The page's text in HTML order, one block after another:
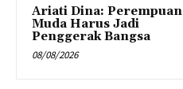
Ariati Dina: Perempuan
Muda Harus Jadi
Penggerak Bangsa
08/08/2026